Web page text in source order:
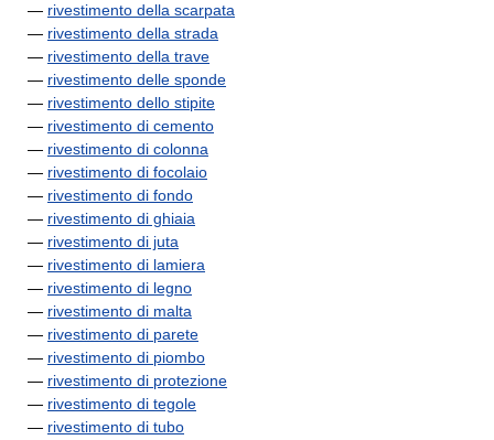
— rivestimento della scarpata
— rivestimento della strada
— rivestimento della trave
— rivestimento delle sponde
— rivestimento dello stipite
— rivestimento di cemento
— rivestimento di colonna
— rivestimento di focolaio
— rivestimento di fondo
— rivestimento di ghiaia
— rivestimento di juta
— rivestimento di lamiera
— rivestimento di legno
— rivestimento di malta
— rivestimento di parete
— rivestimento di piombo
— rivestimento di protezione
— rivestimento di tegole
— rivestimento di tubo